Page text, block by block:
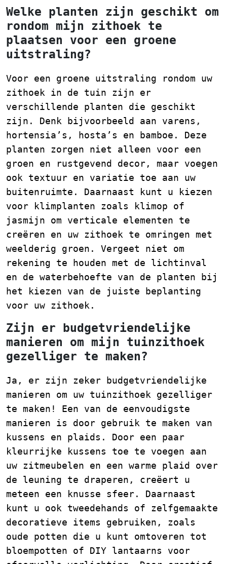
Welke planten zijn geschikt om
rondom mijn zithoek te
plaatsen voor een groene
uitstraling?
Voor een groene uitstraling rondom uw
zithoek in de tuin zijn er
verschillende planten die geschikt
zijn. Denk bijvoorbeeld aan varens,
hortensia’s, hosta’s en bamboe. Deze
planten zorgen niet alleen voor een
groen en rustgevend decor, maar voegen
ook textuur en variatie toe aan uw
buitenruimte. Daarnaast kunt u kiezen
voor klimplanten zoals klimop of
jasmijn om verticale elementen te
creëren en uw zithoek te omringen met
weelderig groen. Vergeet niet om
rekening te houden met de lichtinval
en de waterbehoefte van de planten bij
het kiezen van de juiste beplanting
voor uw zithoek.
Zijn er budgetvriendelijke
manieren om mijn tuinzithoek
gezelliger te maken?
Ja, er zijn zeker budgetvriendelijke
manieren om uw tuinzithoek gezelliger
te maken! Een van de eenvoudigste
manieren is door gebruik te maken van
kussens en plaids. Door een paar
kleurrijke kussens toe te voegen aan
uw zitmeubelen en een warme plaid over
de leuning te draperen, creëert u
meteen een knusse sfeer. Daarnaast
kunt u ook tweedehands of zelfgemaakte
decoratieve items gebruiken, zoals
oude potten die u kunt omtoveren tot
bloempotten of DIY lantaarns voor